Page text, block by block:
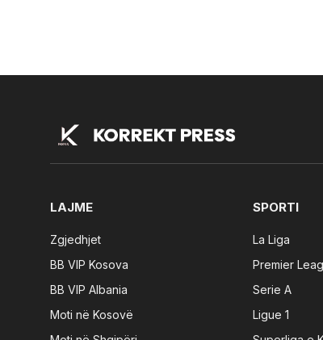
LAJME
Zgjedhjet
BB VIP Kosova
BB VIP Albania
Moti në Kosovë
SPORTI
La Liga
Premier
Serie A
Ligue 1